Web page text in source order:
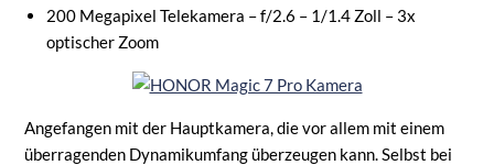
200 Megapixel Telekamera – f/2.6 – 1/1.4 Zoll – 3x
optischer Zoom
Angefangen mit der Hauptkamera, die vor allem mit einem
überragenden Dynamikumfang überzeugen kann. Selbst bei